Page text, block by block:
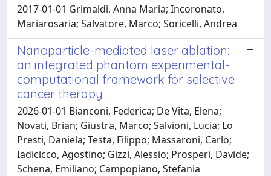
2017-01-01 Grimaldi, Anna Maria; Incoronato,
Mariarosaria; Salvatore, Marco; Soricelli, Andrea
Nanoparticle-mediated laser ablation:
an integrated phantom experimental-
computational framework for selective
cancer therapy
2026-01-01 Bianconi, Federica; De Vita, Elena;
Novati, Brian; Giustra, Marco; Salvioni, Lucia; Lo
Presti, Daniela; Testa, Filippo; Massaroni, Carlo;
Iadicicco, Agostino; Gizzi, Alessio; Prosperi, Davide;
Schena, Emiliano; Campopiano, Stefania